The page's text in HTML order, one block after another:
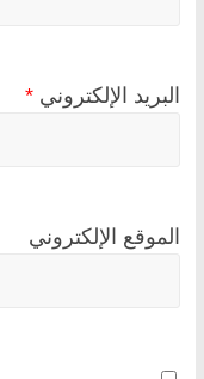
البريد الإلكتروني *
الموقع الإلكتروني